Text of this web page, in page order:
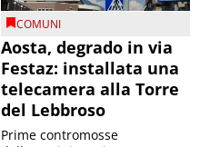
COMUNI
Aosta, degrado in via
Festaz: installata una
telecamera alla Torre
del Lebbroso
Prime contromosse